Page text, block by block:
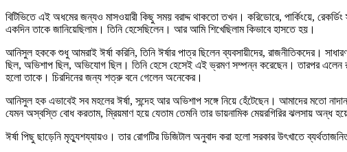
বিটিভিতে এই অধমের জন্যও মাসওয়ারী কিছু সময় বরাদ্দ থাকতো তখন। করিডোরে, পার্কিংয়ে,
একদিন তাকে জানিয়েছিলাম। তিনি হেসেছিলেন। আর আমি শিখেছিলাম কিভাবে হাসতে হয়।
আনিসুল হককে শুধু আমরাই ঈর্ষা করিনি, তিনি ঈর্ষার পাত্র ছিলেন ব্যবসায়ীদের, রাজনীতিকদের।
ছিল, অভিশাপ ছিল, অভিযোগ ছিল। তিনি হেসে হেসেই এই ভ্রমণ সম্পন্ন করেছেন। তারপর এলেন
হলো তাকে। চিরদিনের জন্য শত্রু বনে গেলেন অনেকের।
আনিসুল হক এভাবেই সব মহলের ঈর্ষা, সন্দেহ আর অভিশাপ সঙ্গে নিয়ে হেঁটেছেন। আমাদের মতো
যেমন অস্বস্তি বোধ করতাম, ম্রিয়মাণ হয়ে যেতাম তেমনি তার ডায়নামিক মেয়রগিরির ঝলসায় অন্ধ
ঈর্ষা পিছু ছাড়েনি মৃত্যুশয্যায়ও। তার রোগটির ডিজিটাল অনুবাদ করা হলো সরকার উৎখাতে